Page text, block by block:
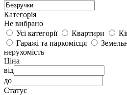
Категорія
Не вибрано
Усі категорії
Квартири
Гаражі та паркомісця
нерухомість
Ціна
від
до
Статус